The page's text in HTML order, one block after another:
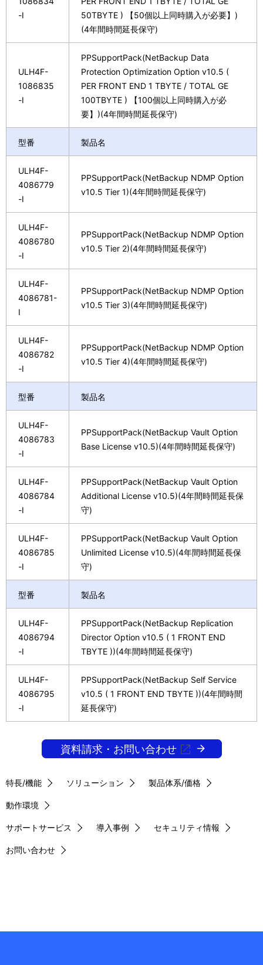
-I
50TBYTE ) 【50個以上同時購入が必要】)
(4年間時間延長保守)
ULH4F-
1086835
-I
PPSupportPack(NetBackup Data
Protection Optimization Option v10.5 (
PER FRONT END 1 TBYTE / TOTAL GE
100TBYTE ) 【100個以上同時購入が必
要】)(4年間時間延長保守)
型番 製品名
ULH4F-
4086779
-I
PPSupportPack(NetBackup NDMP Option
v10.5 Tier 1)(4年間時間延長保守)
ULH4F-
4086780
-I
PPSupportPack(NetBackup NDMP Option
v10.5 Tier 2)(4年間時間延長保守)
ULH4F-
4086781-
I
PPSupportPack(NetBackup NDMP Option
v10.5 Tier 3)(4年間時間延長保守)
ULH4F-
4086782
-I
PPSupportPack(NetBackup NDMP Option
v10.5 Tier 4)(4年間時間延長保守)
型番 製品名
ULH4F-
4086783
-I
PPSupportPack(NetBackup Vault Option
Base License v10.5)(4年間時間延長保守)
ULH4F-
4086784
-I
PPSupportPack(NetBackup Vault Option
Additional License v10.5)(4年間時間延長保
守)
ULH4F-
4086785
-I
PPSupportPack(NetBackup Vault Option
Unlimited License v10.5)(4年間時間延長保
守)
型番 製品名
ULH4F-
4086794
-I
PPSupportPack(NetBackup Replication
Director Option v10.5 ( 1 FRONT END
TBYTE ))(4年間時間延長保守)
ULH4F-
4086795
-I
PPSupportPack(NetBackup Self Service
v10.5 ( 1 FRONT END TBYTE ))(4年間時間
延長保守)
資料請求・お問い合わせ
特長/機能 ソリューション 製品体系/価格
動作環境
サポートサービス 導入事例 セキュリティ情報
お問い合わせ